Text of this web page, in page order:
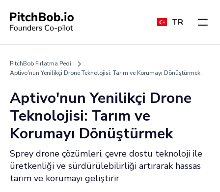
TR
PitchBob Fırlatma Pedi
Aptivo'nun Yenilikçi Drone Teknolojisi: Tarım ve Korumayı Dönüştürmek
Aptivo'nun Yenilikçi Drone
Teknolojisi: Tarım ve
Korumayı Dönüştürmek
Sprey drone çözümleri, çevre dostu teknoloji ile
üretkenliği ve sürdürülebilirliği artırarak hassas
tarım ve korumayı geliştirir